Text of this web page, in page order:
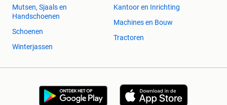
Mutsen, Sjaals en
Handschoenen
Schoenen
Winterjassen
Kantoor en Inrichting
Machines en Bouw
Tractoren